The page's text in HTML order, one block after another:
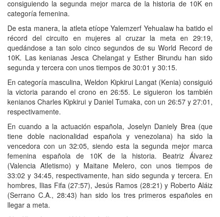
consiguiendo la segunda mejor marca de la historia de 10K en
categoría femenina.
De esta manera, la atleta etíope Yalemzerf Yehualaw ha batido el
récord del circuito en mujeres al cruzar la meta en 29:19,
quedándose a tan solo cinco segundos de su World Record de
10K. Las kenianas Jesca Chelangat y Esther Birundu han sido
segunda y tercera con unos tiempos de 30:01 y 30:15.
En categoría masculina, Weldon Kipkirui Langat (Kenia) consiguió
la victoria parando el crono en 26:55. Le siguieron los también
kenianos Charles Kipkirui y Daniel Tumaka, con un 26:57 y 27:01,
respectivamente.
En cuando a la actuación española, Joselyn Daniely Brea (que
tiene doble nacionalidad española y venezolana) ha sido la
vencedora con un 32:05, siendo esta la segunda mejor marca
femenina española de 10K de la historia. Beatriz Álvarez
(Valencia Atletismo) y Maitane Melero, con unos tiempos de
33:02 y 34:45, respectivamente, han sido segunda y tercera. En
hombres, Ilias Fifa (27:57), Jesús Ramos (28:21) y Roberto Aláiz
(Serrano C.A., 28:43) han sido los tres primeros españoles en
llegar a meta.